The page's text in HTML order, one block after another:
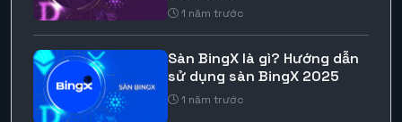
1 năm trước
Sàn BingX là gì? Hướng dẫn
sử dụng sàn BingX 2025
1 năm trước